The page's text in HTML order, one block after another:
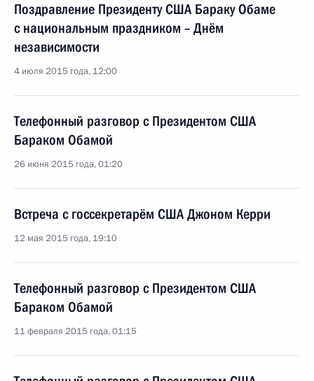
Поздравление Президенту США Бараку Обаме
с национальным праздником – Днём
независимости
4 июля 2015 года, 12:00
Телефонный разговор с Президентом США
Бараком Обамой
26 июня 2015 года, 01:20
Встреча с госсекретарём США Джоном Керри
12 мая 2015 года, 19:10
Телефонный разговор с Президентом США
Бараком Обамой
11 февраля 2015 года, 01:15